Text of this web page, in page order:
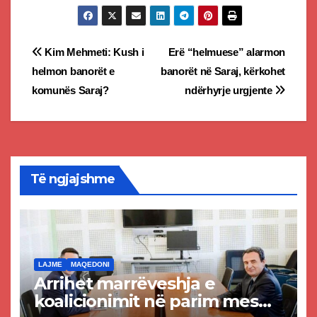
Post
navigation
Erë “helmuese” alarmon
banorët në Saraj, kërkohet
ndërhyrje urgjente
Kim Mehmeti: Kush i
helmon banorët e
komunës Saraj?
Të ngjajshme
LAJME MAQEDONI
Arrihet marrëveshja e
koalicionimit në parim mes